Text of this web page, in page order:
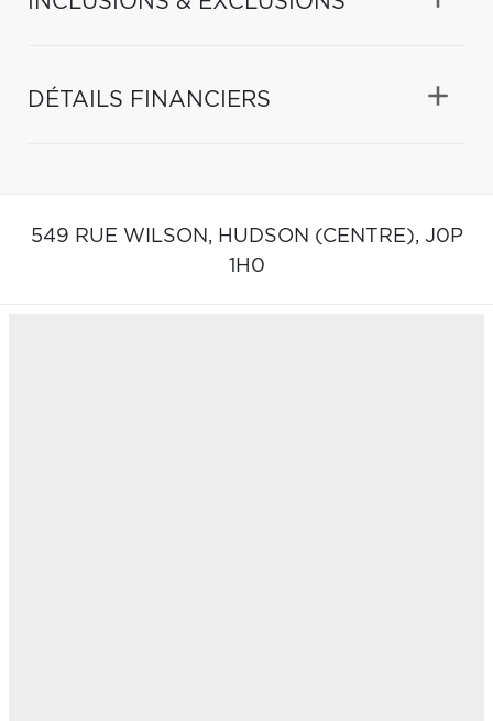
DÉTAILS FINANCIERS
549 RUE WILSON, HUDSON (CENTRE), J0P
1H0